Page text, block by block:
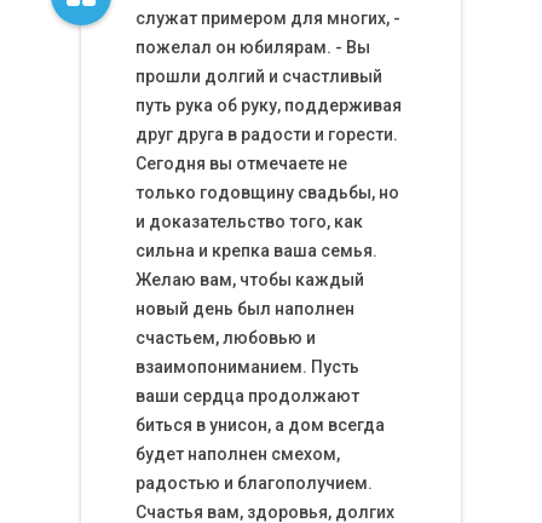
служат примером для многих, -
пожелал он юбилярам. - Вы
прошли долгий и счастливый
путь рука об руку, поддерживая
друг друга в радости и горести.
Сегодня вы отмечаете не
только годовщину свадьбы, но
и доказательство того, как
сильна и крепка ваша семья.
Желаю вам, чтобы каждый
новый день был наполнен
счастьем, любовью и
взаимопониманием. Пусть
ваши сердца продолжают
биться в унисон, а дом всегда
будет наполнен смехом,
радостью и благополучием.
Счастья вам, здоровья, долгих